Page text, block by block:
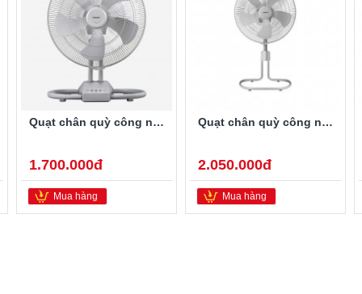
Quạt chân quỳ công nghiệp Thái Lan Hatari IS18M2
1.700.000đ
Mua hàng
Quạt chân quỳ công nghiệp Thái Lan Hatari IS18M1
2.050.000đ
Mua hàng